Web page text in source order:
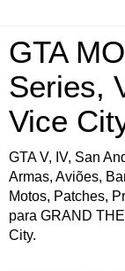
GTA
Series,
Vice
GTA V, IV, San
Armas, Aviões,
Motos, Patches,
para GRAND
City.